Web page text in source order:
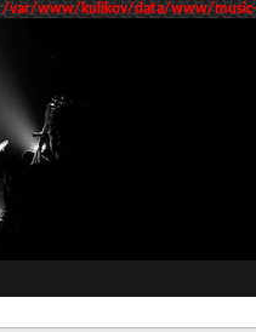
/var/www/kulikov/data/www/